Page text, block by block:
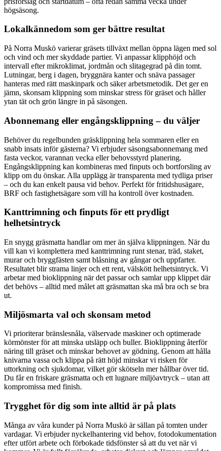
högsäsong.
Lokalkännedom som ger bättre resultat
På Norra Muskö varierar gräsets tillväxt mellan öppna lägen med sol
och vind och mer skyddade partier. Vi anpassar klipphöjd och
intervall efter mikroklimat, jordmån och slitagegrad på din tomt.
Lutningar, berg i dagen, bryggnära kanter och snäva passager
hanteras med rätt maskinpark och säker arbetsmetodik. Det ger en
jämn, skonsam klippning som minskar stress för gräset och håller
ytan tät och grön längre in på säsongen.
Abonnemang eller engångsklippning – du väljer
Behöver du regelbunden gräsklippning hela sommaren eller en
snabb insats inför gästerna? Vi erbjuder säsongsabonnemang med
fasta veckor, varannan vecka eller behovsstyrd planering.
Engångsklippning kan kombineras med finputs och bortforsling av
klipp om du önskar. Alla upplägg är transparenta med tydliga priser
– och du kan enkelt pausa vid behov. Perfekt för fritidshusägare,
BRF och fastighetsägare som vill ha kontroll över kostnaden.
Kanttrimning och finputs för ett prydligt
helhetsintryck
En snygg gräsmatta handlar om mer än själva klippningen. När du
vill kan vi komplettera med kanttrimning runt stenar, träd, staket,
murar och bryggfästen samt blåsning av gångar och uppfarter.
Resultatet blir strama linjer och ett rent, välskött helhetsintryck. Vi
arbetar med bioklippning när det passar och samlar upp klippet där
det behövs – alltid med målet att gräsmattan ska må bra och se bra
ut.
Miljösmarta val och skonsam metod
Vi prioriterar bränslesnåla, välservade maskiner och optimerade
körmönster för att minska utsläpp och buller. Bioklippning återför
näring till gräset och minskar behovet av gödning. Genom att hålla
knivarna vassa och klippa på rätt höjd minskar vi risken för
uttorkning och sjukdomar, vilket gör skötseln mer hållbar över tid.
Du får en friskare gräsmatta och ett lugnare miljöavtryck – utan att
kompromissa med finish.
Trygghet för dig som inte alltid är på plats
Många av våra kunder på Norra Muskö är sällan på tomten under
vardagar. Vi erbjuder nyckelhantering vid behov, fotodokumentation
efter utfört arbete och förbokade tidsfönster så att du vet när vi